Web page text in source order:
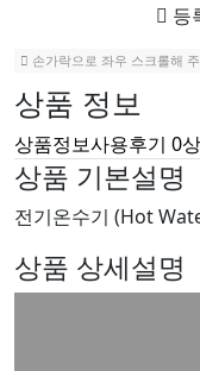
등
손가락으로 좌우 스크롤해 주
상품 정보
상품정보사용후기 0
상품 기본설명
전기온수기 (Hot
상품 상세설명